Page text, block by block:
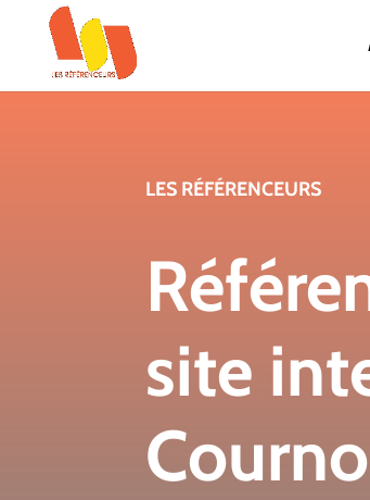
LES RÉFÉRENCEURS
site